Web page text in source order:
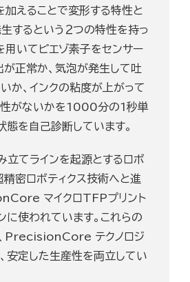
加えることで変形する特性と
するという２つの特性を持っ
用いてピエゾ素子をセンサー
が正常か、気泡が発生して吐
か、インクの粘度が上がって
性がないかを1000分の1秒単
態を自己診断しています。
立てラインを起源とするロボ
精密ロボティクス技術へと進
マイクロTFPプリント
に使われています。これらの
PrecisionCore テクノロジ
安定した生産性を両立してい